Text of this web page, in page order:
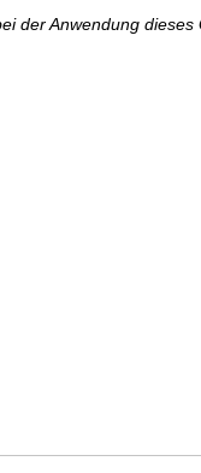
der Anwendung dieses